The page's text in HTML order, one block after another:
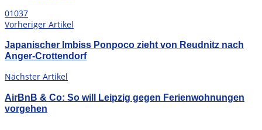
01037
Vorheriger Artikel
Japanischer Imbiss Ponpoco zieht von Reudnitz nach
Anger-Crottendorf
Nächster Artikel
AirBnB & Co: So will Leipzig gegen Ferienwohnungen
vorgehen